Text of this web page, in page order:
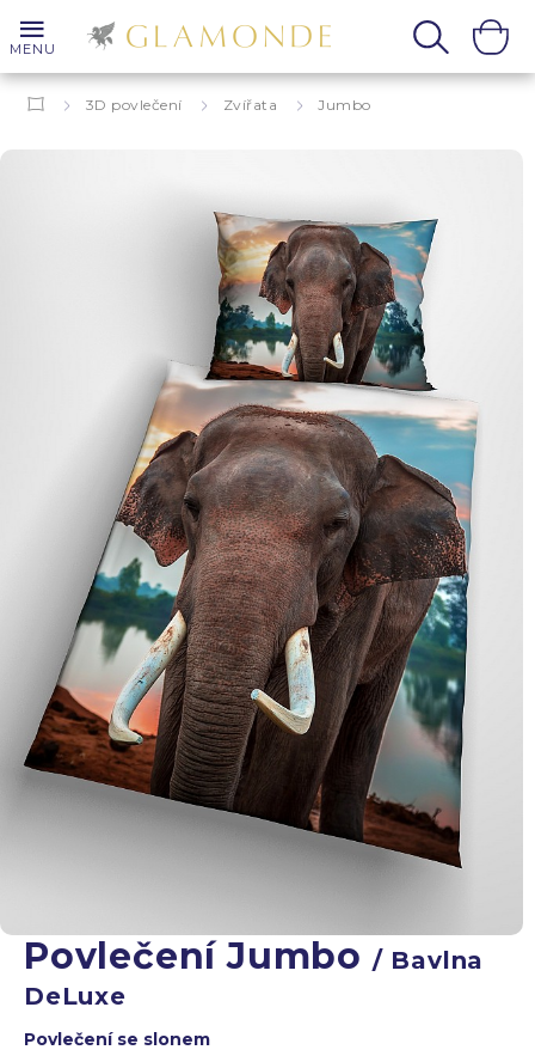
MENU
3D povlečení Zvířata Jumbo
Povlečení Jumbo / Bavlna
DeLuxe
Povlečení se slonem